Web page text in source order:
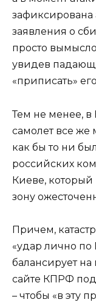
заявления о
просто
увидев
«приписать»
Тем не менее, в
самолет все же
как бы то ни
российских
Киеве,
зону
Причем,
«удар лично по
балансирует на
сайте КПРФ
– чтобы «в эту